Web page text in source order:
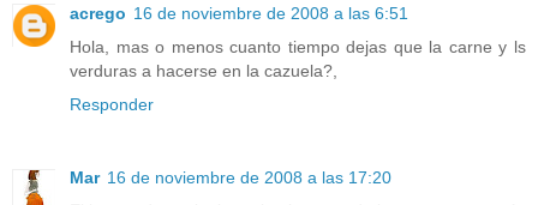
acrego 16 de noviembre de 2008 a las 6:51
Hola, mas o menos cuanto tiempo dejas que la carne y ls
verduras a hacerse en la cazuela?,
Responder
Mar 16 de noviembre de 2008 a las 17:20